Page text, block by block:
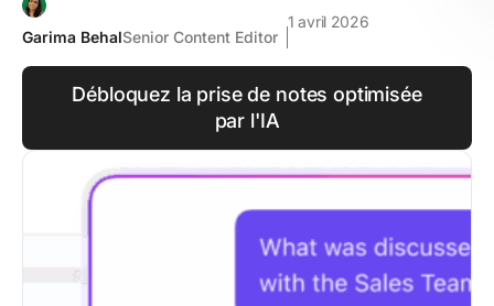
Garima BehalSenior Content Editor
1 avril 2026
Débloquez la prise de notes optimisée
par l'IA